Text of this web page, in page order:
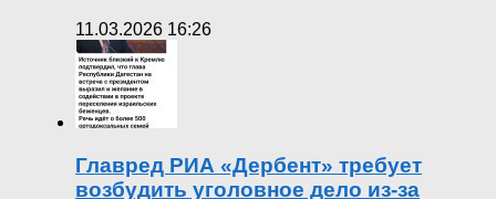
11.03.2026 16:26
Главред РИА «Дербент» требует
возбудить уголовное дело из-за